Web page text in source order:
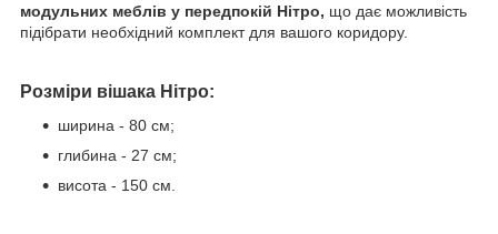
модульних меблів у передпокій Нітро, що дає можливість
підібрати необхідний комплект для вашого коридору.
Розміри вішака Нітро:
ширина - 80 см;
глибина - 27 см;
висота - 150 см.